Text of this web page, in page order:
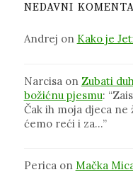
NEDAVNI
Andrej on Kako je
Narcisa on Zubati
božićnu pjesmu: “
Čak ih moja djeca ne
ćemo reći i za…”
Pericaon Mačka